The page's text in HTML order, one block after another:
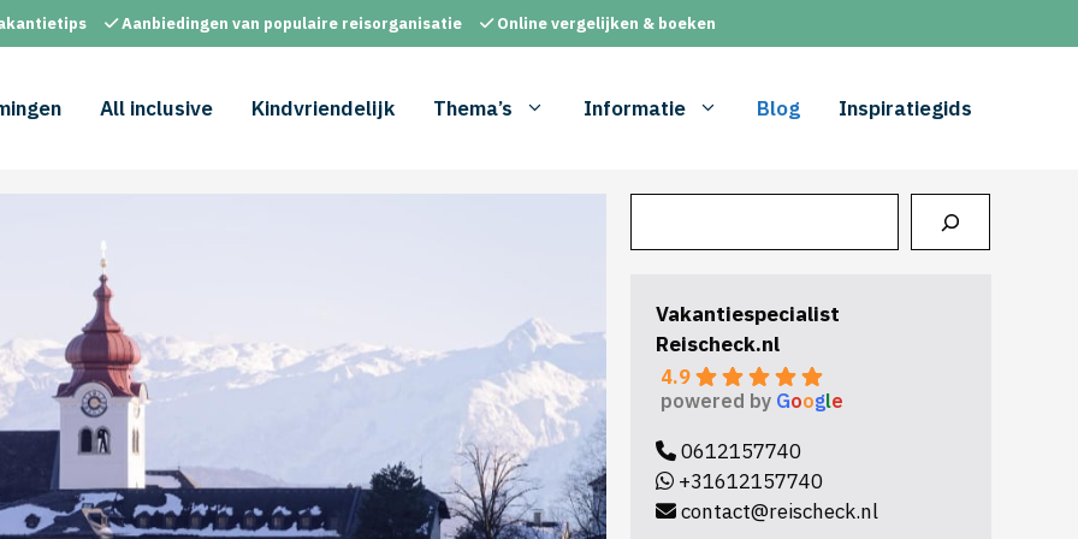
Aanbiedingen van populaire reisorganisatie Online vergelijken & boeken
All inclusive Kindvriendelijk Thema’s Informatie Blog Inspiratiegids
Vakantiespecialist
Reischeck.nl
4.9
powered by Google
0612157740
+31612157740
contact@reischeck.nl